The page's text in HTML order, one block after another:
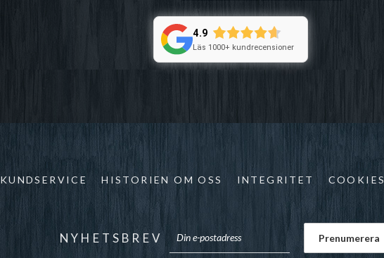
4.9
Läs 1000+ kundrecensioner
KUNDSERVICE HISTORIEN OM OSS INTEGRITET COOKIES
NYHETSBREV